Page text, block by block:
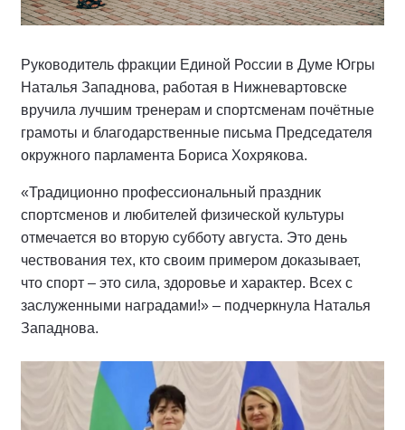
Руководитель фракции Единой России в Думе Югры
Наталья Западнова, работая в Нижневартовске
вручила лучшим тренерам и спортсменам почётные
грамоты и благодарственные письма Председателя
окружного парламента Бориса Хохрякова.
«Традиционно профессиональный праздник
спортсменов и любителей физической культуры
отмечается во вторую субботу августа. Это день
чествования тех, кто своим примером доказывает,
что спорт – это сила, здоровье и характер. Всех с
заслуженными наградами!» – подчеркнула Наталья
Западнова.